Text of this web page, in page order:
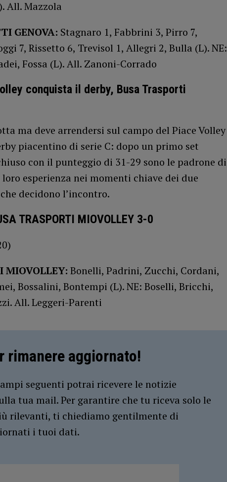
All. Mazzola
GENOVA: Stagnaro 1, Fabbrini 3, Pirro 7,
7, Rissetto 6, Trevisol 1, Allegri 2, Bulla (L). NE:
Fossa (L). All. Zanoni-Corrado
conquista il derby, Busa Trasporti
ma deve arrendersi sul campo del Piace Volley
piacentino di serie C: dopo un primo set
con il punteggio di 31-29 sono le padrone di
esperienza nei momenti chiave dei due
decidono l’incontro.
TRASPORTI MIOVOLLEY 3-0
MIOVOLLEY: Bonelli, Padrini, Zucchi, Cordani,
Bossalini, Bontempi (L). NE: Boselli, Bricchi,
All. Leggeri-Parenti
rimanere aggiornato!
seguenti potrai ricevere le notizie
tua mail. Per garantire che tu riceva solo le
rilevanti, ti chiediamo gentilmente di
i tuoi dati.